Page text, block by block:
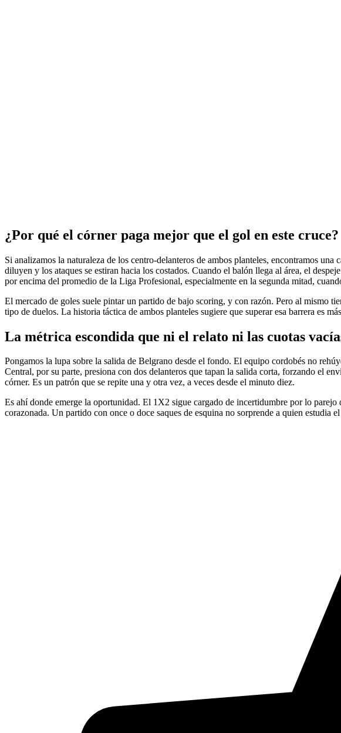
¿Por qué el córner paga mejor que el gol en este cruce?
Si analizamos la naturaleza de los centro-delanteros de ambos planteles, encontramos
diluyen y los ataques se estiran hacia los costados. Cuando el balón llega al área, el
por encima del promedio de la Liga Profesional, especialmente en la segunda mitad,
El mercado de goles suele pintar un partido de bajo scoring, y con razón. Pero al mismo
tipo de duelos. La historia táctica de ambos planteles sugiere que superar esa barrera es
La métrica escondida que ni el relato ni las cuotas
Pongamos la lupa sobre la salida de Belgrano desde el fondo. El equipo cordobés no
Central, por su parte, presiona con dos delanteros que tapan la salida corta, forzando el
córner. Es un patrón que se repite una y otra vez, a veces desde el minuto diez.
Es ahí donde emerge la oportunidad. El 1X2 sigue cargado de incertidumbre por lo
corazonada. Un partido con once o doce saques de esquina no sorprende a quien estudia